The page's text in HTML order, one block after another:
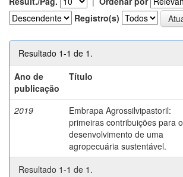
Registro(s)
Resultado 1-1 de 1.
Ano de
publicação
Título
2019
Embrapa Agrossilvipastoril:
primeiras contribuições para o
desenvolvimento de uma
agropecuária sustentável.
Resultado 1-1 de 1.